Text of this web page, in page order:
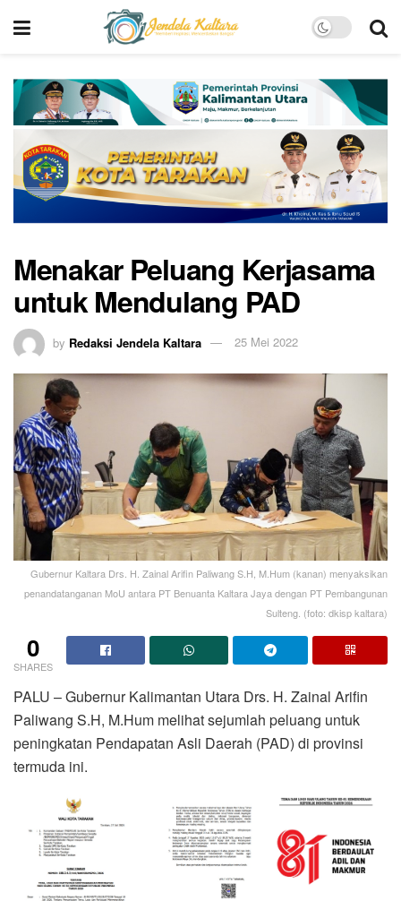
Menakar Peluang Kerjasama
untuk Mendulang PAD
by Redaksi Jendela Kaltara 25 Mei 2022
Gubernur Kaltara Drs. H. Zainal Arifin Paliwang S.H, M.Hum (kanan) menyaksikan
penandatanganan MoU antara PT Benuanta Kaltara Jaya dengan PT Pembangunan
Sulteng. (foto: dkisp kaltara)
0
SHARES
PALU – Gubernur Kalimantan Utara Drs. H. Zainal Arifin
Paliwang S.H, M.Hum melihat sejumlah peluang untuk
peningkatan Pendapatan Asli Daerah (PAD) di provinsi
termuda ini.